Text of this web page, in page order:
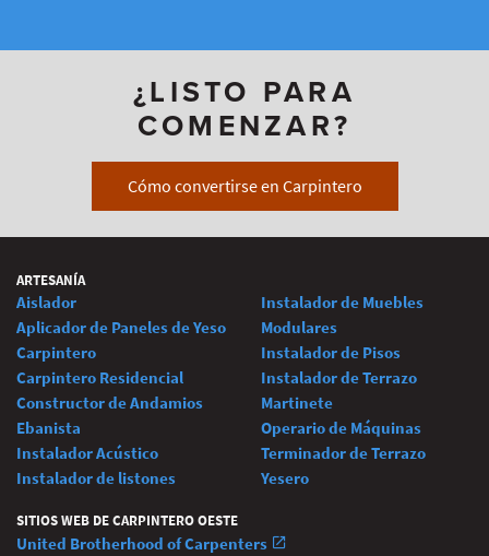
¿LISTO PARA
COMENZAR?
Cómo convertirse en Carpintero
ARTESANÍA
Aislador
Aplicador de Paneles de Yeso
Carpintero
Carpintero Residencial
Constructor de Andamios
Ebanista
Instalador Acústico
Instalador de listones
Instalador de Muebles
Modulares
Instalador de Pisos
Instalador de Terrazo
Martinete
Operario de Máquinas
Terminador de Terrazo
Yesero
SITIOS WEB DE CARPINTERO OESTE
United Brotherhood of Carpenters